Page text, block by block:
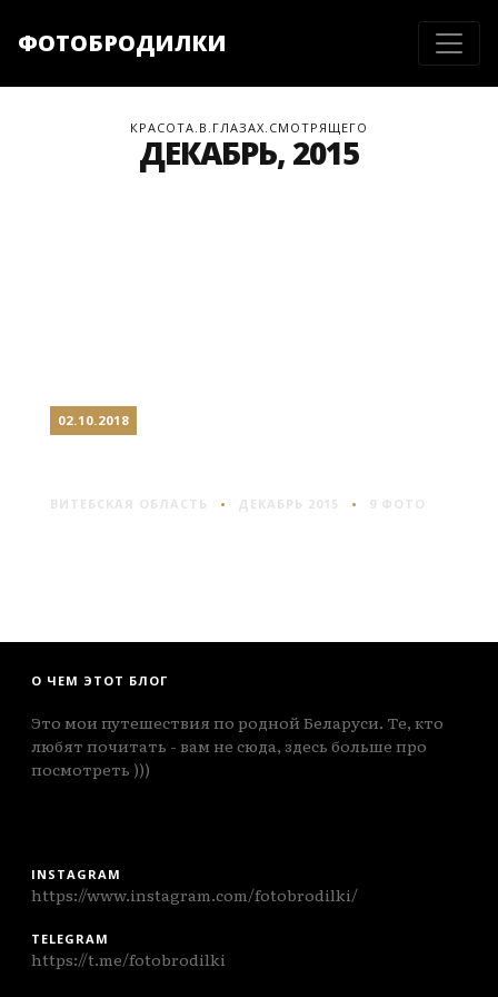
ФОТОБРОДИЛКИ
КРАСОТА.В.ГЛАЗАХ.СМОТРЯЩЕГО
ДЕКАБРЬ, 2015
02.10.2018
ВИТЕБСКАЯ ОБЛАСТЬ ДЕКАБРЬ 2015 9 ФОТО
О ЧЕМ ЭТОТ БЛОГ
Это мои путешествия по родной Беларуси. Те, кто
любят почитать - вам не сюда, здесь больше про
посмотреть )))
INSTAGRAM
https://www.instagram.com/fotobrodilki/
TELEGRAM
https://t.me/fotobrodilki